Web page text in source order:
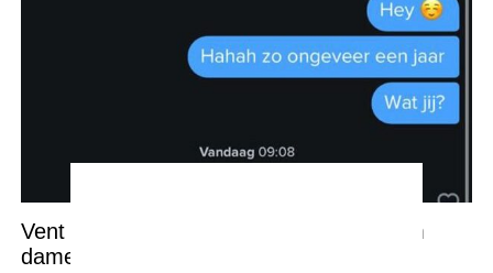
Vent heeft wel hele bijzondere manier om
dame aan de haak te slaan